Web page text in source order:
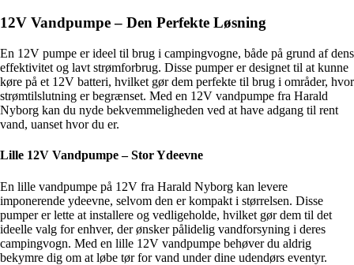
12V Vandpumpe – Den Perfekte Løsning
En 12V pumpe er ideel til brug i campingvogne, både på grund af dens
effektivitet og lavt strømforbrug. Disse pumper er designet til at kunne
køre på et 12V batteri, hvilket gør dem perfekte til brug i områder, hvor
strømtilslutning er begrænset. Med en 12V vandpumpe fra Harald
Nyborg kan du nyde bekvemmeligheden ved at have adgang til rent
vand, uanset hvor du er.
Lille 12V Vandpumpe – Stor Ydeevne
En lille vandpumpe på 12V fra Harald Nyborg kan levere
imponerende ydeevne, selvom den er kompakt i størrelsen. Disse
pumper er lette at installere og vedligeholde, hvilket gør dem til det
ideelle valg for enhver, der ønsker pålidelig vandforsyning i deres
campingvogn. Med en lille 12V vandpumpe behøver du aldrig
bekymre dig om at løbe tør for vand under dine udendørs eventyr.